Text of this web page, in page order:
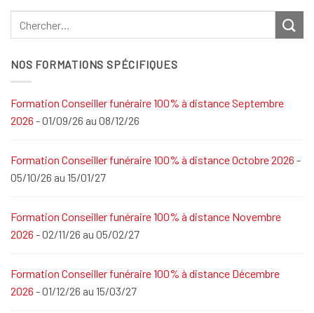
NOS FORMATIONS SPÉCIFIQUES
Formation Conseiller funéraire 100% à distance Septembre
2026 - 01/09/26 au 08/12/26
Formation Conseiller funéraire 100% à distance Octobre 2026 -
05/10/26 au 15/01/27
Formation Conseiller funéraire 100% à distance Novembre
2026 - 02/11/26 au 05/02/27
Formation Conseiller funéraire 100% à distance Décembre
2026 - 01/12/26 au 15/03/27